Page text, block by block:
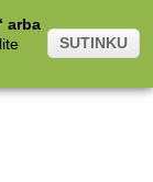
arba
SUTINKU